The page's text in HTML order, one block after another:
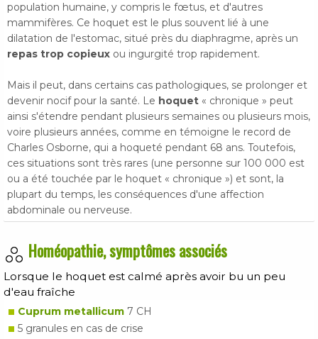
population humaine, y compris le fœtus, et d'autres
mammifères. Ce hoquet est le plus souvent lié à une
dilatation de l'estomac, situé près du diaphragme, après un
repas trop copieux ou ingurgité trop rapidement.
Mais il peut, dans certains cas pathologiques, se prolonger et
devenir nocif pour la santé. Le hoquet « chronique » peut
ainsi s'étendre pendant plusieurs semaines ou plusieurs mois,
voire plusieurs années, comme en témoigne le record de
Charles Osborne, qui a hoqueté pendant 68 ans. Toutefois,
ces situations sont très rares (une personne sur 100 000 est
ou a été touchée par le hoquet « chronique ») et sont, la
plupart du temps, les conséquences d'une affection
abdominale ou nerveuse.
Homéopathie, symptômes associés
Lorsque le hoquet est calmé après avoir bu un peu
d'eau fraîche
Cuprum metallicum 7 CH
5 granules en cas de crise